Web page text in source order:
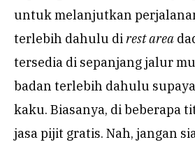
untuk melanjutkan
terlebih dahulu direst area
tersedia di sepanjang jalur
badan terlebih dahulu
kaku. Biasanya, di beberapa
jasa pijit gratis. Nah, jangan